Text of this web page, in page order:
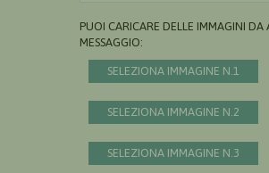
PUOI CARICARE DELLE IMMAGINI DA
MESSAGGIO:
SELEZIONA IMMAGINE N.1
SELEZIONA IMMAGINE N.2
SELEZIONA IMMAGINE N.3